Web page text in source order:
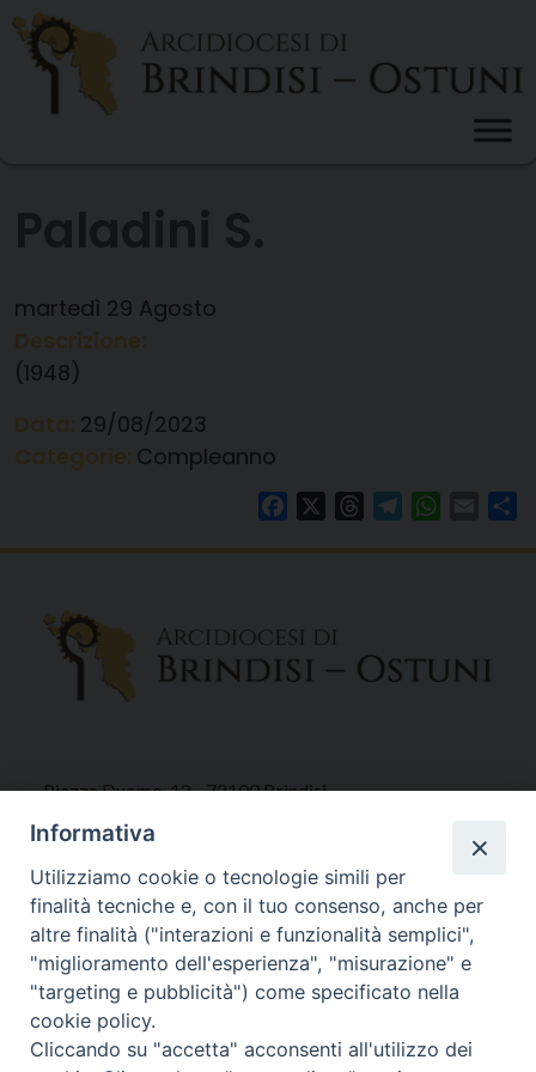
Skip
content
martedì 29 Agosto
(1948)
29/08/2023
Compleanno
FacebookThreadsTelegram Email
Piazza Duomo, 12 - 72100 Brindisi
Tel 0831.521958
Fax 0831.528315
Orari Curia
Mar. / Mer. / Giov. ore 9 - 13
nei mesi estivi solo Martedì ore 9 - 13
Informativa
Utilizziamo cookie o tecnologie simili per
finalità tecniche e, con il tuo consenso, anche per
altre finalità ("interazioni e funzionalità semplici",
"miglioramento dell'esperienza", "misurazione" e
"targeting e pubblicità") come specificato nella
cookie policy.
Cliccando su "accetta" acconsenti all'utilizzo dei